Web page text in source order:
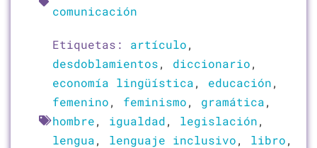
comunicación
Etiquetas: artículo,
desdoblamientos, diccionario,
economía lingüística, educación,
femenino, feminismo, gramática,
hombre, igualdad, legislación,
lengua, lenguaje inclusivo, libro,